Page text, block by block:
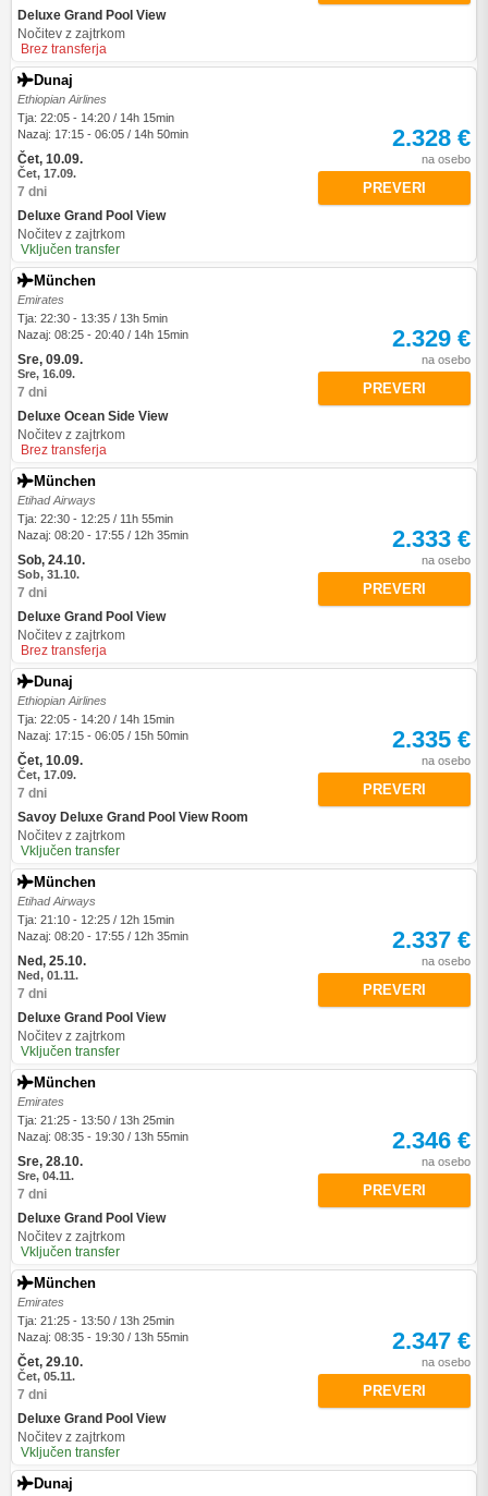
Deluxe Grand Pool View
Nočitev z zajtrkom
Brez transferja
Dunaj
Ethiopian Airlines
Tja: 22:05 - 14:20 / 14h 15min
Nazaj: 17:15 - 06:05 / 14h 50min
Čet, 10.09.
Čet, 17.09.
7 dni
Deluxe Grand Pool View
Nočitev z zajtrkom
Vključen transfer
2.328 €
na osebo
PREVERI
München
Emirates
Tja: 22:30 - 13:35 / 13h 5min
Nazaj: 08:25 - 20:40 / 14h 15min
Sre, 09.09.
Sre, 16.09.
7 dni
Deluxe Ocean Side View
Nočitev z zajtrkom
Brez transferja
2.329 €
na osebo
PREVERI
München
Etihad Airways
Tja: 22:30 - 12:25 / 11h 55min
Nazaj: 08:20 - 17:55 / 12h 35min
Sob, 24.10.
Sob, 31.10.
7 dni
Deluxe Grand Pool View
Nočitev z zajtrkom
Brez transferja
2.333 €
na osebo
PREVERI
Dunaj
Ethiopian Airlines
Tja: 22:05 - 14:20 / 14h 15min
Nazaj: 17:15 - 06:05 / 15h 50min
Čet, 10.09.
Čet, 17.09.
7 dni
Savoy Deluxe Grand Pool View Room
Nočitev z zajtrkom
Vključen transfer
2.335 €
na osebo
PREVERI
München
Etihad Airways
Tja: 21:10 - 12:25 / 12h 15min
Nazaj: 08:20 - 17:55 / 12h 35min
Ned, 25.10.
Ned, 01.11.
7 dni
Deluxe Grand Pool View
Nočitev z zajtrkom
Vključen transfer
2.337 €
na osebo
PREVERI
München
Emirates
Tja: 21:25 - 13:50 / 13h 25min
Nazaj: 08:35 - 19:30 / 13h 55min
Sre, 28.10.
Sre, 04.11.
7 dni
Deluxe Grand Pool View
Nočitev z zajtrkom
Vključen transfer
2.346 €
na osebo
PREVERI
München
Emirates
Tja: 21:25 - 13:50 / 13h 25min
Nazaj: 08:35 - 19:30 / 13h 55min
Čet, 29.10.
Čet, 05.11.
7 dni
Deluxe Grand Pool View
Nočitev z zajtrkom
Vključen transfer
2.347 €
na osebo
PREVERI
Dunaj